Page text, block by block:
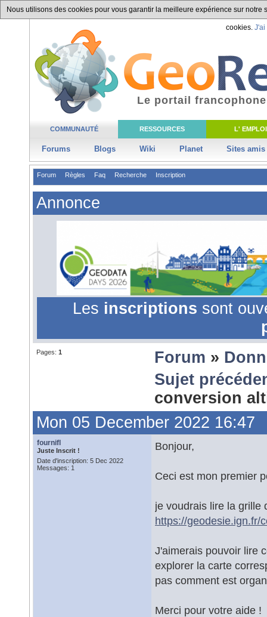
Nous utilisons des cookies pour vous garantir la meilleure expérience sur
cookies. J'ai
COMMUNAUTÉ RESSOURCES L' EMPLOI
Forums Blogs Wiki Planet Sites amis
Le portail
Forum Règles Faq Recherche Inscription
Annonce
Les inscriptions sont
Pages: 1 Forum »
Sujet
conversion
Mon 05 December 2022 16:47
fournifl
Juste Inscrit !
Date d'inscription: 5 Dec 2022
Messages: 1
Bonjour,
Ceci est mon premier
je voudrais lire la grille
https://
J'aimerais pouvoir lire
explorer la carte
pas comment est
Merci pour votre aide !